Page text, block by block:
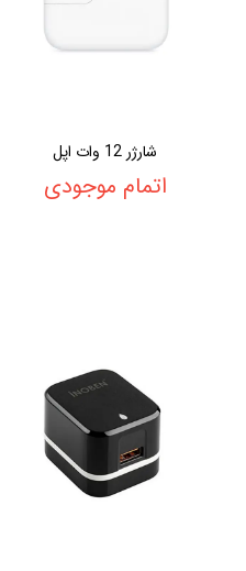
شارژر 12 وات اپل
اتمام موجودی